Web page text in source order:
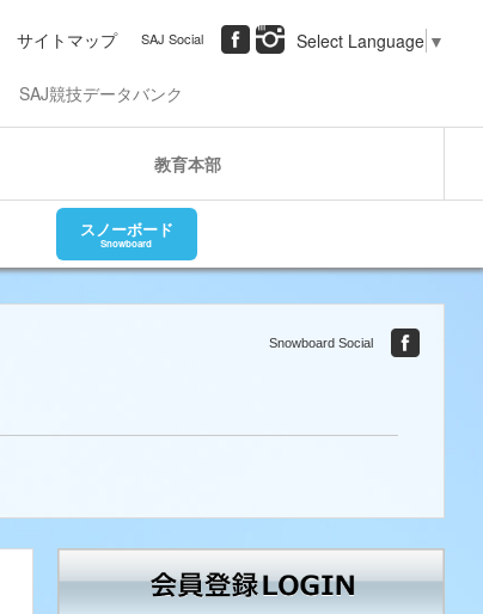
サイトマップ SAJ Social Select Language ▼
SAJ競技データバンク
教育本部
スノーボード
Snowboard
Snowboard Social